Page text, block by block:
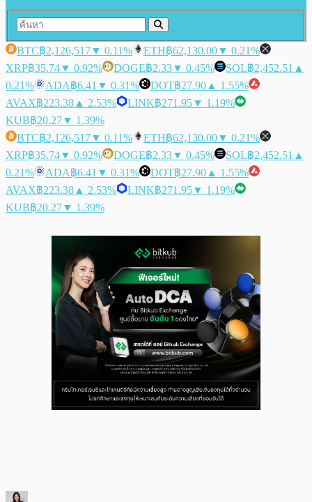
BTC฿2,126,517▼ 0.11% ETH฿62,130.00▼ 0.21%
XRP฿35.74▼ 0.92% DOGE฿2.33▼ 0.45% SOL฿2,452.51 ▲
0.21%
ADA฿6.41 ▼ 0.31% DOT฿27.90 ▲ 1.55%
AVAX฿223.38 ▲ 2.53% LINK฿271.95▼ 1.19%
KUB฿20.27▼ 1.39%
BTC฿2,126,517▼ 0.11% ETH฿62,130.00▼ 0.21%
XRP฿35.74▼ 0.92% DOGE฿2.33▼ 0.45% SOL฿2,452.51 ▲
0.21%
ADA฿6.41 ▼ 0.31% DOT฿27.90 ▲ 1.55%
AVAX฿223.38 ▲ 2.53% LINK฿271.95▼ 1.19%
KUB฿20.27▼ 1.39%